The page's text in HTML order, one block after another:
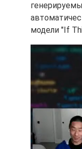
модели "If